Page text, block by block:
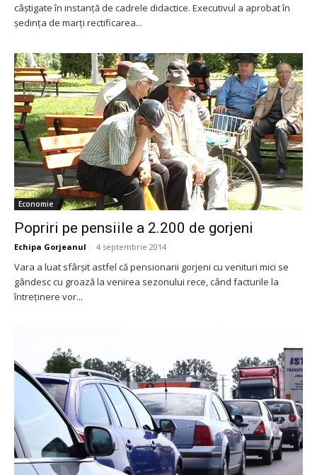
câştigate în instanţă de cadrele didactice. Executivul a aprobat în
şedinţa de marţi rectificarea...
Economie
Popriri pe pensiile a 2.200 de gorjeni
Echipa Gorjeanul - 4 septembrie 2014
Vara a luat sfârşit astfel că pensionarii gorjeni cu venituri mici se
gândesc cu groază la venirea sezonului rece, când facturile la
întreţinere vor...